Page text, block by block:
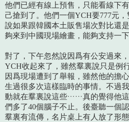
他們已經有線上預售，只能看線下
己搶到了。他們一個YCH要777元，
說如果跟韓國本土販售場次對比還
夠來到中國現場繪畫，能夠支持一
對了，下午忽然說因爲有公安過來
YCH收起來了，雖然羣裏說只是例
因爲現場遭到了舉報，雖然他的擔
生過很多次這樣臨時的事情。不過
動就在羣裏說這些……真的覺得他
們多了40個腦子不止。後臺聽一個
羣裏有流傳，名片桌上有人放了形